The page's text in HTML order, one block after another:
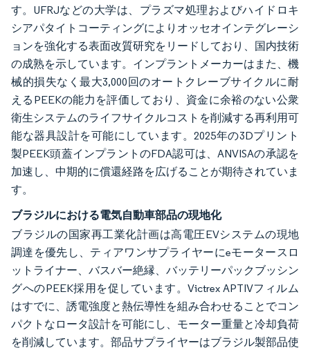
す。UFRJなどの大学は、プラズマ処理およびハイドロキ
シアパタイトコーティングによりオッセオインテグレーシ
ョンを強化する表面改質研究をリードしており、国内技術
の成熟を示しています。インプラントメーカーはまた、機
械的損失なく最大3,000回のオートクレーブサイクルに耐
えるPEEKの能力を評価しており、資金に余裕のない公衆
衛生システムのライフサイクルコストを削減する再利用可
能な器具設計を可能にしています。2025年の3Dプリント
製PEEK頭蓋インプラントのFDA認可は、ANVISAの承認を
加速し、中期的に償還経路を広げることが期待されていま
す。
ブラジルにおける電気自動車部品の現地化
ブラジルの国家再工業化計画は高電圧EVシステムの現地
調達を優先し、ティアワンサプライヤーにeモータースロ
ットライナー、バスバー絶縁、バッテリーパックブッシン
グへのPEEK採用を促しています。Victrex APTIVフィルム
はすでに、誘電強度と熱伝導性を組み合わせることでコン
パクトなロータ設計を可能にし、モーター重量と冷却負荷
を削減しています。部品サプライヤーはブラジル製部品使